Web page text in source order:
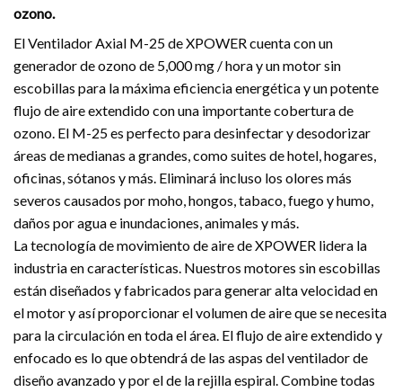
ozono.
El Ventilador Axial M-25 de XPOWER cuenta con un
generador de ozono de 5,000 mg / hora y un motor sin
escobillas para la máxima eficiencia energética y un potente
flujo de aire extendido con una importante cobertura de
ozono. El M-25 es perfecto para desinfectar y desodorizar
áreas de medianas a grandes, como suites de hotel, hogares,
oficinas, sótanos y más. Eliminará incluso los olores más
severos causados por moho, hongos, tabaco, fuego y humo,
daños por agua e inundaciones, animales y más.
La tecnología de movimiento de aire de XPOWER lidera la
industria en características. Nuestros motores sin escobillas
están diseñados y fabricados para generar alta velocidad en
el motor y así proporcionar el volumen de aire que se necesita
para la circulación en toda el área. El flujo de aire extendido y
enfocado es lo que obtendrá de las aspas del ventilador de
diseño avanzado y por el de la rejilla espiral. Combine todas